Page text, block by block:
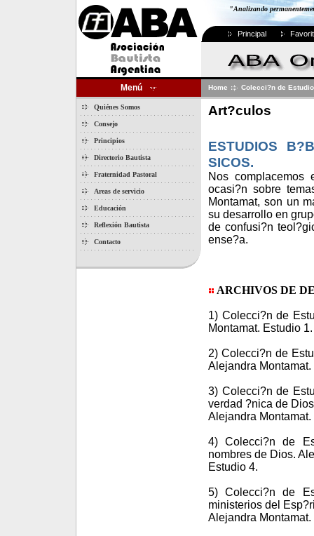
"Analizando
Principal
Menú
Quiénes Somos
Consejo
Principios
Directorio Bautista
Fraternidad Pastoral
Areas de servicio
Educación
Reflexión Bautista
Contacto
Home Colecci?n de
Art?culos
ESTUDIOS
SICOS.
Nos
ocasi?n sobre
Montamat, son un
su desarrollo en
de confusi?n
ense?a.
ARCHIVOS DE
1) Colecci?n de
Montamat. Estudio 1.
2) Colecci?n de
Alejandra
3) Colecci?n de
verdad ?nica de
Alejandra
4) Colecci?n de
nombres de Dios.
Estudio 4.
5) Colecci?n de
ministerios del
Alejandra